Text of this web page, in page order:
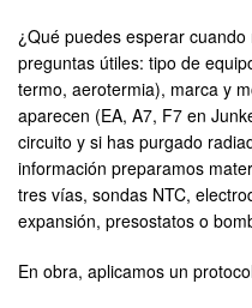
¿Qué puedes esperar
preguntas útiles: tipo de
termo, aerotermia), marca y
aparecen (EA, A7, F7 en
circuito y si has purgado
información preparamos
tres vías, sondas NTC,
expansión, presostatos o
En obra, aplicamos un